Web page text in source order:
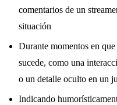
comentarios de un
situación
Durante momentos en
sucede, como una
o un detalle oculto en un
Indicando